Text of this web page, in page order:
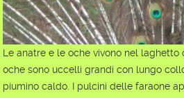
Le anatre e le oche vivono nel
oche sono uccelli grandi con lungo
piumino caldo. I pulcini delle faraone